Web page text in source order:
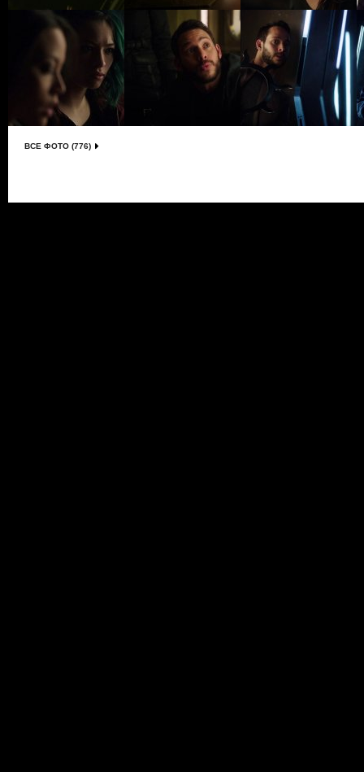
ВСЕ ФОТО (776)